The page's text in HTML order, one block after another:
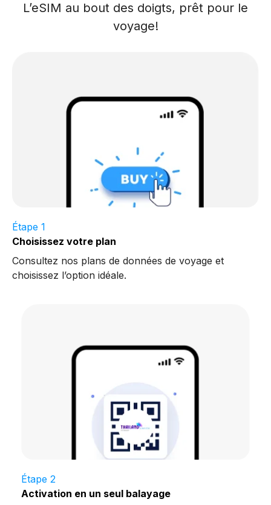
L’eSIM au bout des doigts, prêt pour le
voyage!
Étape 1
Choisissez votre plan
Consultez nos plans de données de voyage et
choisissez l’option idéale.
Étape 2
Activation en un seul balayage